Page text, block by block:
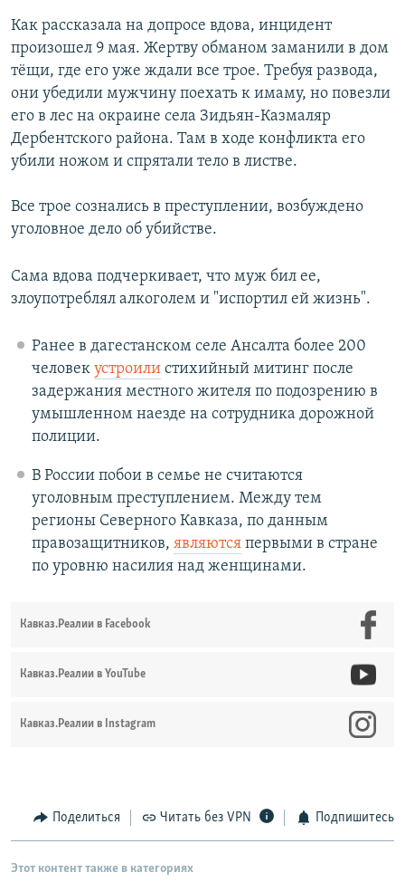
Как рассказала на допросе вдова, инцидент
произошел 9 мая. Жертву обманом заманили в дом
тёщи, где его уже ждали все трое. Требуя развода,
они убедили мужчину поехать к имаму, но повезли
его в лес на окраине села Зидьян-Казмаляр
Дербентского района. Там в ходе конфликта его
убили ножом и спрятали тело в листве.
Все трое сознались в преступлении, возбуждено
уголовное дело об убийстве.
Сама вдова подчеркивает, что муж бил ее,
злоупотреблял алкоголем и "испортил ей жизнь".
Ранее в дагестанском селе Ансалта более 200
человек устроилистихийный митинг после
задержания местного жителя по подозрению в
умышленном наезде на сотрудника дорожной
полиции.
В России побои в семье не считаются
уголовным преступлением. Между тем
регионы Северного Кавказа, по данным
правозащитников, являютсяпервыми в стране
по уровню насилия над женщинами.
Кавказ.Реалии в Facebook
Кавказ.Реалии в YouTube
Кавказ.Реалии в Instagram
Поделиться Читать без VPN Подпишитесь
Этот контент также в категориях